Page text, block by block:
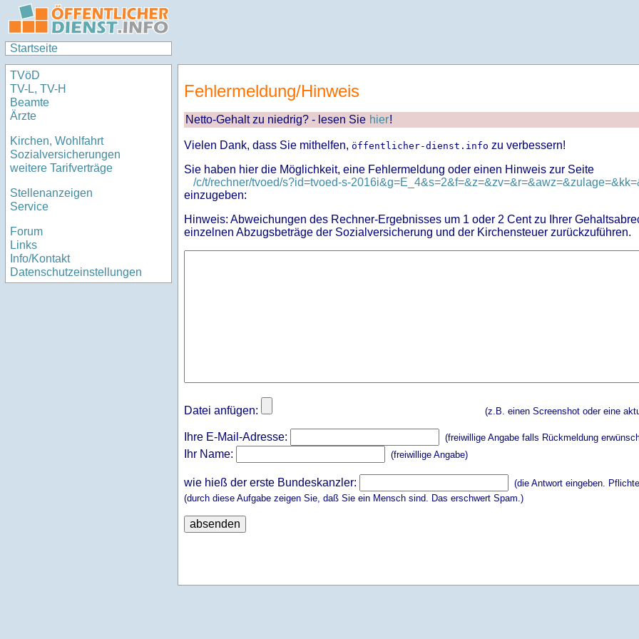
Startseite
TVöD
TV-L, TV-H
Beamte
Ärzte
Kirchen, Wohlfahrt
Sozialversicherungen
weitere Tarifverträge
Stellenanzeigen
Service
Forum
Links
Info/Kontakt
Datenschutzeinstellungen
Fehlermeldung/Hinweis
Netto-Gehalt zu niedrig? - lesen Sie hier!
Vielen Dank, dass Sie mithelfen, öffentlicher-dienst.info zu verbessern!
Sie haben hier die Möglichkeit, eine Fehlermeldung oder einen Hinweis zur Seite
/c/t/rechner/tvoed/s?id=tvoed-s-
einzugeben:
Hinweis: Abweichungen des Rechner-Ergebnisses um 1 oder 2 Cent zu Ihrer
einzelnen Abzugsbeträge der Sozialversicherung und der Kirchensteuer zurückzuführen.
Datei anfügen: (z.B. einen Screenshot oder eine
Ihre E-Mail-Adresse: (freiwillige Angabe falls Rückmeldung
Ihr Name: (freiwillige Angabe)
wie hieß der erste Bundeskanzler:
(die Antwort eingeben.
(durch diese Aufgabe zeigen Sie, daß Sie ein Mensch sind. Das erschwert Spam.)